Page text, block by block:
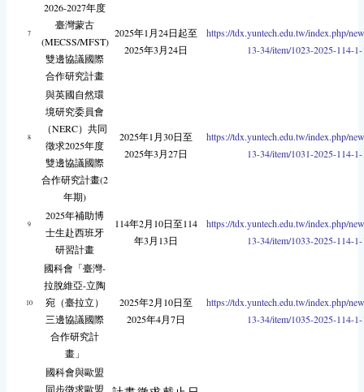
7
2026-2027年度
臺灣蒙古
(MECSS/MFST)
雙邊協議國際
合作研究計畫
2025年1月24日起至
2025年3月24日
https://tdx.yuntech.edu.tw/index.php/
13-34/item/1023-2025-114-
8
與英國自然環
境研究委員會
（NERC）共同
徵求2025年度
雙邊協議國際
合作研究計畫(2
年期)
2025年1月30日至
2025年3月27日
https://tdx.yuntech.edu.tw/index.php/
13-34/item/1031-2025-114-
9
2025年補助博
士生赴西班牙
研習計畫
114年2月10日至114
年3月13日
https://tdx.yuntech.edu.tw/index.php/
13-34/item/1033-2025-114-
10
國科會「臺灣-
拉脫維亞-立陶
宛（臺拉立）
三邊協議國際
合作研究計
畫」
2025年2月10日至
2025年4月7日
https://tdx.yuntech.edu.tw/index.php/
13-34/item/1035-2025-114-
國科會與歐盟
同步徵求歐盟